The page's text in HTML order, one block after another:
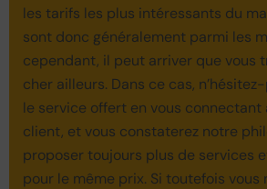
les tarifs les plus intéressants du
sont donc généralement parmi les
cependant, il peut arriver que vous
cher ailleurs. Dans ce cas,
le service offert en vous connectant
client, et vous constaterez notre
proposer toujours plus de services
pour le même prix. Si toutefois vous